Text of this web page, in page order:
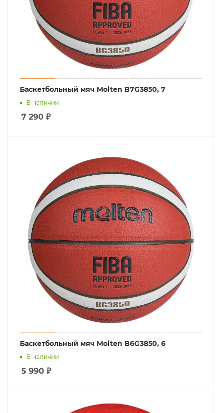
Баскетбольный мяч Molten B7G3850, 7
В наличии
7 290 ₽
Баскетбольный мяч Molten B6G3850, 6
В наличии
5 990 ₽